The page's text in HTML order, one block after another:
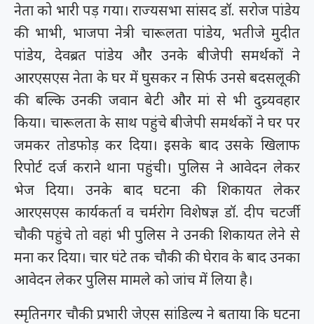
नेता को भारी पड़ गया। राज्यसभा सांसद डॉ. सरोज पांडेय
की भाभी, भाजपा नेत्री चारूलता पांडेय, भतीजे मुदीत
पांडेय, देवब्रत पांडेय और उनके बीजेपी समर्थकों ने
आरएसएस नेता के घर में घुसकर न सिर्फ उनसे बदसलूकी
की बल्कि उनकी जवान बेटी और मां से भी दुव्र्यवहार
किया। चारूलता के साथ पहुंचे बीजेपी समर्थकों ने घर पर
जमकर तोडफोड़ कर दिया। इसके बाद उसके खिलाफ
रिपोर्ट दर्ज कराने थाना पहुंची। पुलिस ने आवेदन लेकर
भेज दिया। उनके बाद घटना की शिकायत लेकर
आरएसएस कार्यकर्ता व चर्मरोग विशेषज्ञ डॉ. दीप चटर्जी
चौकी पहुंचे तो वहां भी पुलिस ने उनकी शिकायत लेने से
मना कर दिया। चार घंटे तक चौकी की घेराव के बाद उनका
आवेदन लेकर पुलिस मामले को जांच में लिया है।
स्मृतिनगर चौकी प्रभारी जेएस सांडिल्य ने बताया कि घटना